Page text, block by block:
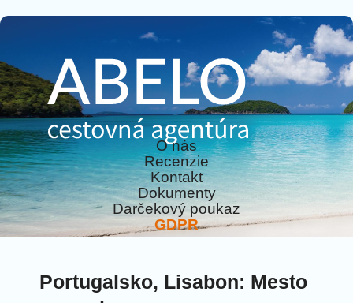
O nás
Recenzie
Kontakt
Dokumenty
Darčekový poukaz
GDPR
Portugalsko, Lisabon: Mesto